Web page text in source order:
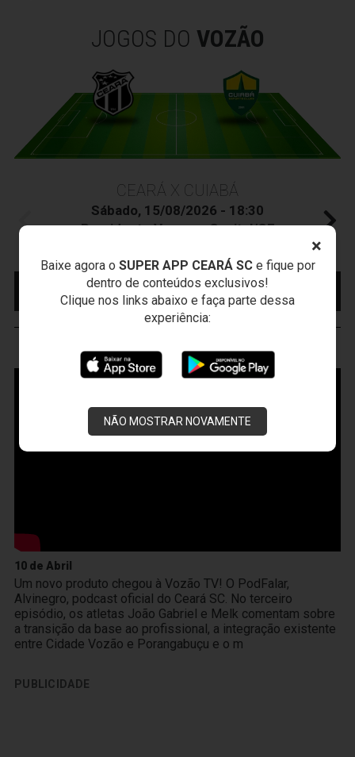
×
Baixe agora o SUPER APP CEARÁ SCe fique por
dentro de conteúdos exclusivos!
Clique nos links abaixo e faça parte dessa
experiência:
NÃO MOSTRAR NOVAMENTE
JOGOS DO VOZÃO
CEARÁ X CUIABÁ
Sábado, 15/08/2026 - 18:30
Presidente Vargas - Capital/CE
Campeonato Brasileiro • 2º Turno • 22 ª Rodada
MAIS INFORMAÇÕES
COMPRE AQUI SEU
INGRESSO
VOZÃOTV
10 de Abril
Um novo produto chegou à Vozão TV! O PodFalar,
Alvinegro, podcast oficial do Ceará SC. No terceiro
episódio, os atletas João Gabriel e Melk comentam sobre
a transição da base ao profissional, a integração existente
entre Cidade Vozão e Porangabuçu e o m
PUBLICIDADE